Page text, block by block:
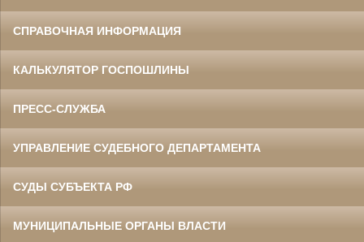
СПРАВОЧНАЯ ИНФОРМАЦИЯ
КАЛЬКУЛЯТОР ГОСПОШЛИНЫ
ПРЕСС-СЛУЖБА
УПРАВЛЕНИЕ СУДЕБНОГО ДЕПАРТАМЕНТА
СУДЫ СУБЪЕКТА РФ
МУНИЦИПАЛЬНЫЕ ОРГАНЫ ВЛАСТИ